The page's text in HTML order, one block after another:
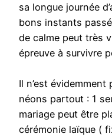
sa longue journée
bons instants
de calme peut très
épreuve à survivre
Il n’est
néons partout : 1
mariage peut être
cérémonie laïque (